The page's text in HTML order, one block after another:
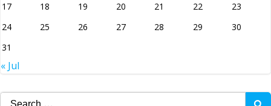
17
18 19 20 21 22
23
24
25 26 27 28 29
30
31
« Jul
Search